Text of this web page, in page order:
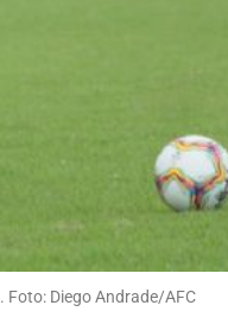
Foto: Diego Andrade/AFC